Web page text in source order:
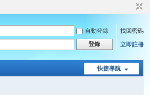
自動登錄
找回密碼
登錄 立即註冊
快捷導航